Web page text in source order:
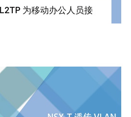
为移动办公人员接